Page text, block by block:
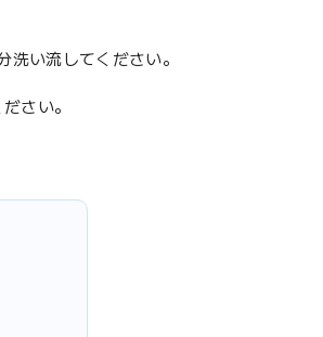
い流してください。
さい。